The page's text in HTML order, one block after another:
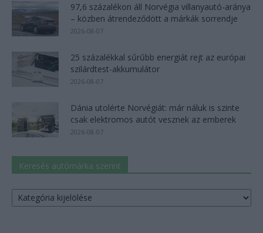
97,6 százalékon áll Norvégia villanyautó-aránya
– közben átrendeződött a márkák sorrendje
2026-08-07
25 százalékkal sűrűbb energiát rejt az európai
szilárdtest-akkumulátor
2026-08-07
Dánia utolérte Norvégiát: már náluk is szinte
csak elektromos autót vesznek az emberek
2026-08-07
Keresés autómárka szerint
Keresés
autómárka